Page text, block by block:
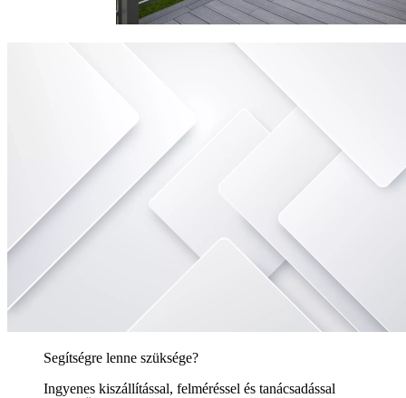
Segítségre lenne szüksége?
Ingyenes kiszállítással, felméréssel és tanácsadással